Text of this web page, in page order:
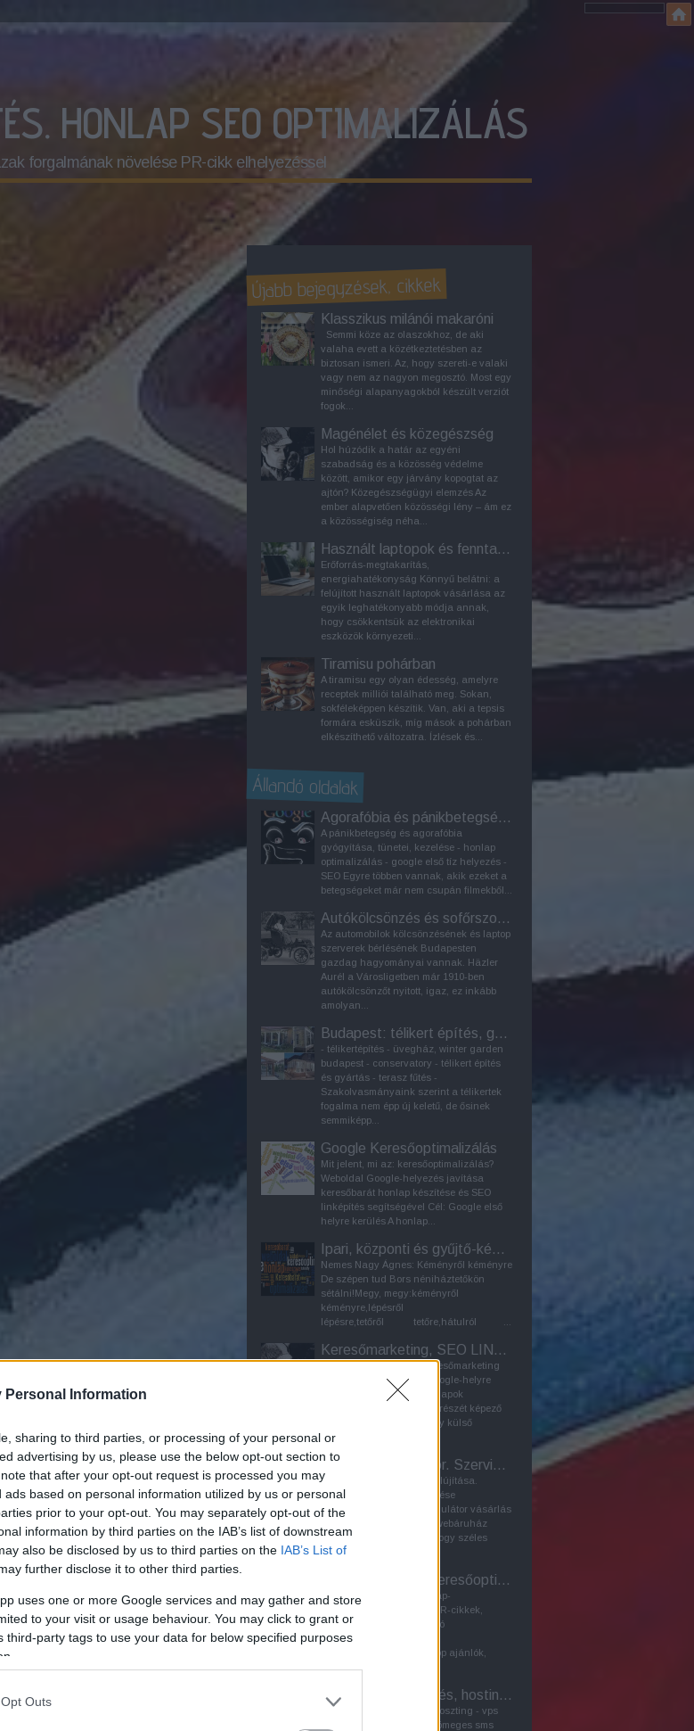
Personal Information
sharing to third parties, or processing of your personal or
advertising by us, please use the below opt-out section to
that after your opt-out request is processed you may
based on personal information utilized by us or personal
prior to your opt-out. You may separately opt-out of the
information by third parties on the IAB’s list of downstream
also be disclosed by us to third parties on the IAB’s List of
further disclose it to other third parties.
uses one or more Google services and may gather and store
to your visit or usage behaviour. You may click to grant or
third-party tags to use your data for below specified purposes
Outs
HONLAP SEO OPTIMALIZÁLÁS
forgalmának növelése PR-cikk elhelyezéssel
Újabb bejegyzések, cikkek
Klasszikus milánói makaróni
Semmi köze az olaszokhoz, de aki
valaha evett a közétkeztetésben az
biztosan ismeri. Az, hogy szereti-e valaki
vagy nem az nagyon megosztó. Most egy
minőségi alapanyagokból készült verziót
fogok...
Magénélet és közegészség
Hol húzódik a határ az egyéni
szabadság és a közösség védelme
között, amikor egy járvány kopogtat az
ajtón? Közegészségügyi elemzés Az
ember alapvetően közösségi lény – ám ez
a közösségiség néha...
Használt laptopok és fenntarthatóság
Erőforrás-megtakarítás,
energiahatékonyság Könnyű belátni: a
felújított használt laptopok vásárlása az
egyik leghatékonyabb módja annak,
hogy csökkentsük az elektronikai
eszközök környezeti...
Tiramisu pohárban
A tiramisu egy olyan édesség, amelyre
receptek milliói található meg. Sokan,
sokféleképpen készítik. Van, aki a tepsis
formára esküszik, míg mások a pohárban
elkészíthető változatra. Ízlések és...
Állandó oldalak
Agorafóbia és pánikbetegség kezelése
A pánikbetegség és agorafóbia
gyógyítása, tünetei, kezelése - honlap
optimalizálás - google első tíz helyezés -
SEO Egyre többen vannak, akik ezeket a
betegségeket már nem csupán filmekből...
Autókölcsönzés és sofőrszolgálat Budapesten
Az automobilok kölcsönzésének és laptop
szerverek bérlésének Budapesten
gazdag hagyományai vannak. Häzler
Aurél a Városligetben már 1910-ben
autókölcsönzőt nyitott, igaz, ez inkább
amolyan...
Budapest: télikert építés, gyártás
- télikertépítés - üvegház, winter garden
budapest - conservatory - télikert építés
és gyártás - terasz fűtés -
Szakolvasmányaink szerint a télikertek
fogalma nem épp új keletű, de ősinek
semmiképp...
Google Keresőoptimalizálás
Mit jelent, mi az: keresőoptimalizálás?
Weboldal Google-helyezés javítása
keresőbarát honlap készítése és SEO
linképítés segítségével Cél: Google első
helyre kerülés A honlap...
Ipari, központi és gyűjtő-kémény - Furanflex kéménybélelés
Nemes Nagy Ágnes: Kéményről kéményre
De szépen tud Bors néniháztetőkön
sétálni!Megy, megy:kéményről
kéményre,lépésről
lépésre,tetőről tetőre,hátulról ...
Keresőmarketing, SEO LINKÉPÍTÉS
organikus linképítés - keresőmarketing
módszer a honlap első google-helyre
kerülése érdekében A weblapok
keresőoptimalizálásának részét képező
LINKÉPÍTÉS célja az, hogy külső
honlapokra kihelyezett...
Laptop akkumulátor. Szerviz Bp. / Webáruház
2024: Linképítő program felújítása.
Korábbi SEO-tuning frissítése
Webáruház: laptop akkumulátor vásárlás
Bármely laptopalkatrész-webáruház
feladata elsősorban az, hogy széles
választékban kínáljon...
PR-cikk - Honlap keresőoptimalizálás - Seo
A PR-cikk szerepe a honlap-
keresőoptimalizálásban PR-cikkek,
vagyis a közönséggel való
kommunikáció céljából írt
sajtóközlemények, pl.laptop ajánlók,
VPS - Szerver bérlés, hosting sms
A szerverbérlés - szerverhoszting - vps
virtuális szerver bérlés - tömeges sms